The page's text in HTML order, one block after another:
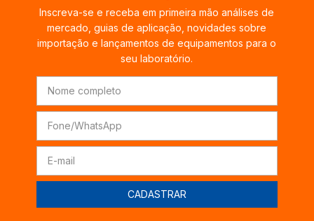
Inscreva-se e receba em primeira mão análises de
mercado, guias de aplicação, novidades sobre
importação e lançamentos de equipamentos para o
seu laboratório.